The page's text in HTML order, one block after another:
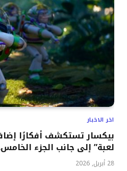
اخر الاخبار
بيكسار تستكشف أفكارًا
لعبة” إلى جانب الجزء
28 أبريل, 2026